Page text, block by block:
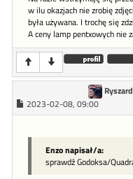
w ilu okazjach nie zrobię
była używana. I trochę się
A ceny lamp pentxowych nie
Ryszard
2023-02-08, 09:00
Enzo napisał/a:
sprawdź Godoksa/